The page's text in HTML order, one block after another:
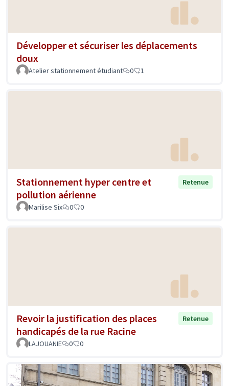
Développer et sécuriser les déplacements
doux
Atelier stationnement étudiant 0 1
Stationnement hyper centre et
pollution aérienne
Retenue
Marilise Six 0 0
Revoir la justification des places
handicapés de la rue Racine
Retenue
LAJOUANIE 0 0